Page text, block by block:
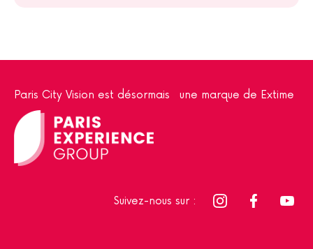
Paris City Vision est désormais une marque de Extime
Suivez-nous sur :